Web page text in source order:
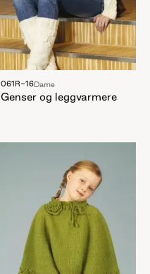
061R-16Dame
Genser og leggvarmere